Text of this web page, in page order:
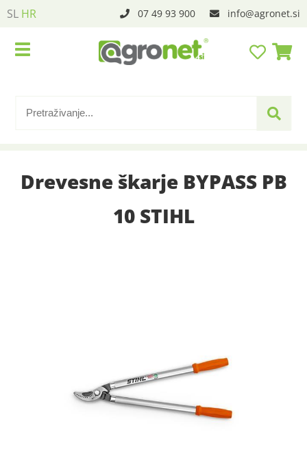
SL HR 07 49 93 900 info agronet.si
Drevesne škarje BYPASS PB
10 STIHL